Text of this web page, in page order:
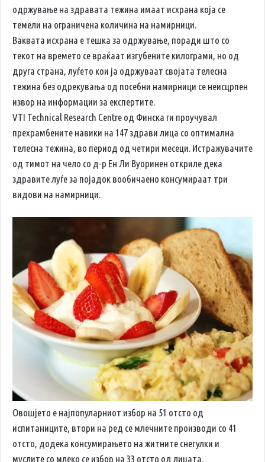
одржување на здравата тежина имаат исхрана која се
темели на ограничена количина на намирници.
Ваквата исхрана е тешка за одржување, поради што со
текот на времето се враќаат изгубените килограми, но од
друга страна, луѓето кои ја одржуваат својата телесна
тежина без одрекувања од посебни намирници се неисцрпен
извор на информации за експертите.
VTI Technical Research Centre од Финска ги проучувал
прехрамбените навики на 147 здрави лица со оптимална
телесна тежина, во период од четири месеци. Истражувачите
од тимот на чело со д-р Ен Ли Вуоринен откриле дека
здравите луѓе за појадок вообичаено консумираат три
видови на намирници.
Овошјето е најпопуларниот избор на 51 отсто од
испитаниците, втори на ред се млечните производи со 41
отсто, додека консумирањето на житните снегулки и
муслите со млеко се избор на 33 отсто од лицата.